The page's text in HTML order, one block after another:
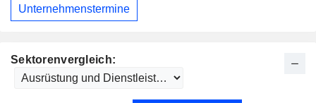
Sektorenvergleich:
Unternehmenstermine